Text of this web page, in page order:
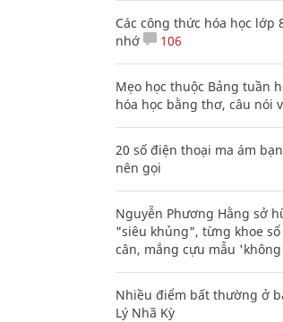
Các công thức hóa học lớp
nhớ
106
Mẹo học thuộc Bảng tuần
hóa học bằng thơ, câu nói
20 số điện thoại ma ám
nên gọi
Nguyễn Phương Hằng sở
"siêu khủng", từng khoe
cân, mắng cựu mẫu
Nhiều điểm bất thường ở
Lý Nhã Kỳ